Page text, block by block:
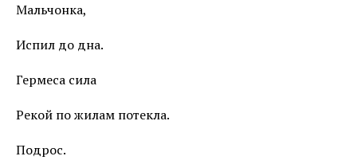
Мальчонка,
Испил до дна.
Гермеса сила
Рекой по жилам потекла.
Подрос.